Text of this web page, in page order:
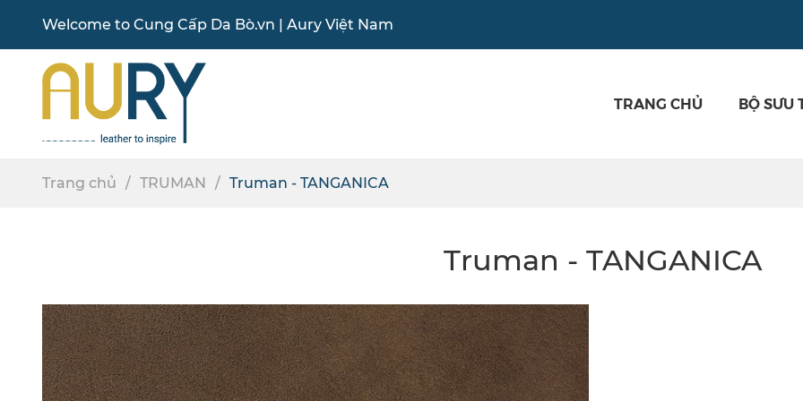
Welcome to Cung Cấp Da Bò.vn | Aury Việt Nam
TRANG CHỦ BỘ SƯU
Trang chủ TRUMAN Truman - TANGANICA
Truman - TANGANICA